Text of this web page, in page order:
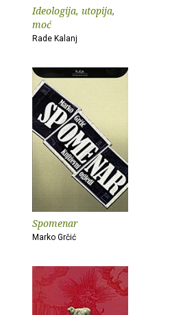
Ideologija, utopija,
moć
Rade Kalanj
Spomenar
Marko Grčić